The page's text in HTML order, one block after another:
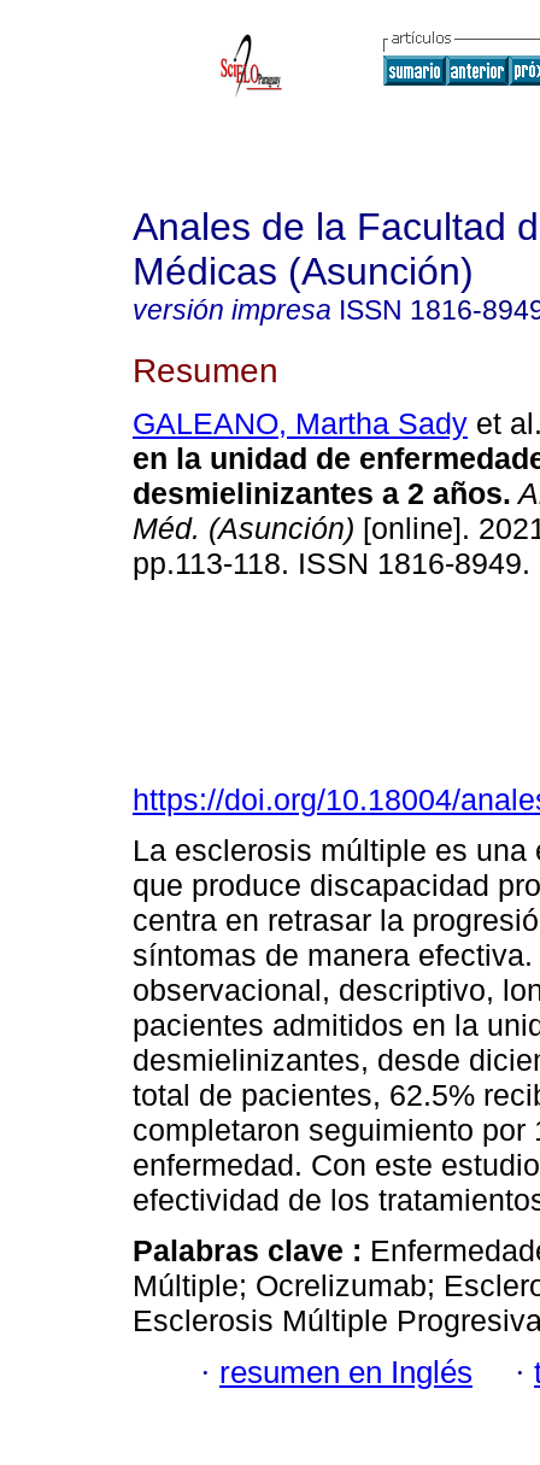
Anales de la Facultad
Médicas (Asunción)
versión impresa ISSN 1816-
Resumen
GALEANO, Martha Sady et
en la unidad de
desmielinizantes a 2 años.
Méd. (Asunción) [online].
pp.113-118. ISSN 1816-8949.
https://doi.org/10.18004/
La esclerosis múltiple es
que produce discapacidad
centra en retrasar la
síntomas de manera
observacional, descriptivo,
pacientes admitidos en la
desmielinizantes, desde
total de pacientes, 62.5%
completaron seguimiento
enfermedad. Con este
efectividad de los
Palabras clave :
Múltiple; Ocrelizumab;
Esclerosis Múltiple
· resumen en Inglés ·